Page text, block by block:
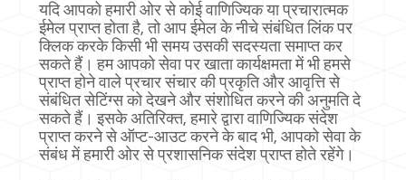
यदि आपको हमारी ओर से कोई वाणिज्यिक या प्रचारात्मक
ईमेल प्राप्त होता है, तो आप ईमेल के नीचे संबंधित लिंक पर
क्लिक करके किसी भी समय उसकी सदस्यता समाप्त कर
सकते हैं। हम आपको सेवा पर खाता कार्यक्षमता में भी हमसे
प्राप्त होने वाले प्रचार संचार की प्रकृति और आवृत्ति से
संबंधित सेटिंग्स को देखने और संशोधित करने की अनुमति दे
सकते हैं। इसके अतिरिक्त, हमारे द्वारा वाणिज्यिक संदेश
प्राप्त करने से ऑप्ट-आउट करने के बाद भी, आपको सेवा के
संबंध में हमारी ओर से प्रशासनिक संदेश प्राप्त होते रहेंगे।